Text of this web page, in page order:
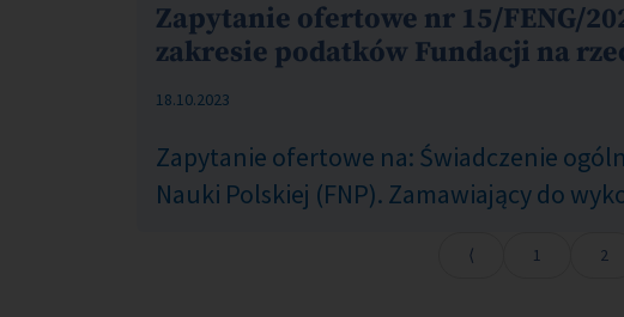
Zapytanie ofertowe nr 15/FENG/
zakresie podatków Fundacji na
COM_CONTENT_PUBLISHED_DATE_ON
18.10.2023
Zapytanie ofertowe na: Świadczenie
Nauki Polskiej (FNP). Zamawiający do
1 2